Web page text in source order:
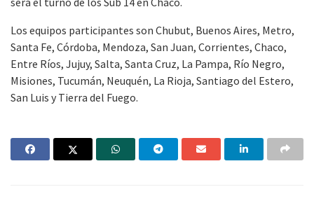
Los equipos participantes son Chubut, Buenos Aires, Metro,
Santa Fe, Córdoba, Mendoza, San Juan, Corrientes, Chaco,
Entre Ríos, Jujuy, Salta, Santa Cruz, La Pampa, Río Negro,
Misiones, Tucumán, Neuquén, La Rioja, Santiago del Estero,
San Luis y Tierra del Fuego.